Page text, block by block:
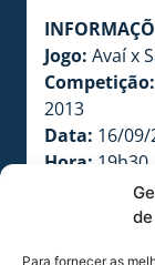
Para fornecer as
Jogo: Avaí x
Competição:
2013
Data: 16/09/
Hora: 19h30
Dr.